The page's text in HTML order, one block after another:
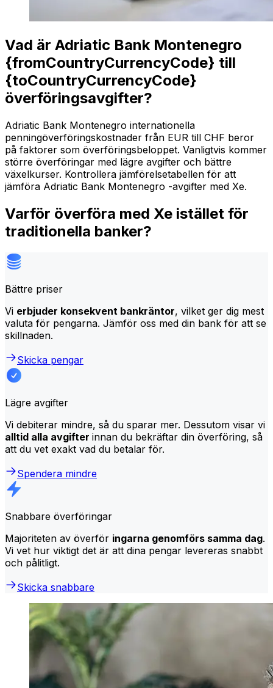
Vad är Adriatic Bank Montenegro
{fromCountryCurrencyCode} till
{toCountryCurrencyCode}
överföringsavgifter?
Adriatic Bank Montenegro internationella
penningöverföringskostnader från EUR till CHF beror
på faktorer som överföringsbeloppet. Vanligtvis kommer
större överföringar med lägre avgifter och bättre
växelkurser. Kontrollera jämförelsetabellen för att
jämföra Adriatic Bank Montenegro -avgifter med Xe.
Varför överföra med Xe istället för
traditionella banker?
Bättre priser
Vi erbjuder konsekvent bankräntor, vilket ger dig mest
valuta för pengarna. Jämför oss med din bank för att se
skillnaden.
Skicka pengar
Lägre avgifter
Vi debiterar mindre, så du sparar mer. Dessutom visar vi
alltid alla avgifter innan du bekräftar din överföring, så
att du vet exakt vad du betalar för.
Spendera mindre
Snabbare överföringar
Majoriteten av överför ingarna genomförs samma dag.
Vi vet hur viktigt det är att dina pengar levereras snabbt
och pålitligt.
Skicka snabbare